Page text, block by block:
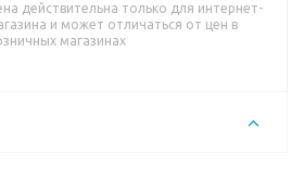
действительна только для интернет-
и может отличаться от цен в
магазинах